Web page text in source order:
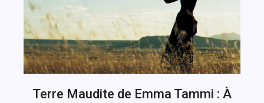
Terre Maudite de Emma Tammi : À